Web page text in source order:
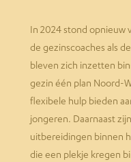
In 2024 stond opnieuw
de gezinscoaches als
bleven zich inzetten
gezin één plan Noord-
flexibele hulp bieden
jongeren. Daarnaast
uitbereidingen binnen
die een plekje kregen